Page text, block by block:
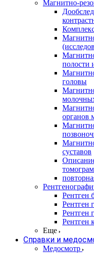
Магнитно-
полости
головы
органов
суставов
Рентген
Рентген
Рентген
Рентген
Еще
Справки и
Медосмотр